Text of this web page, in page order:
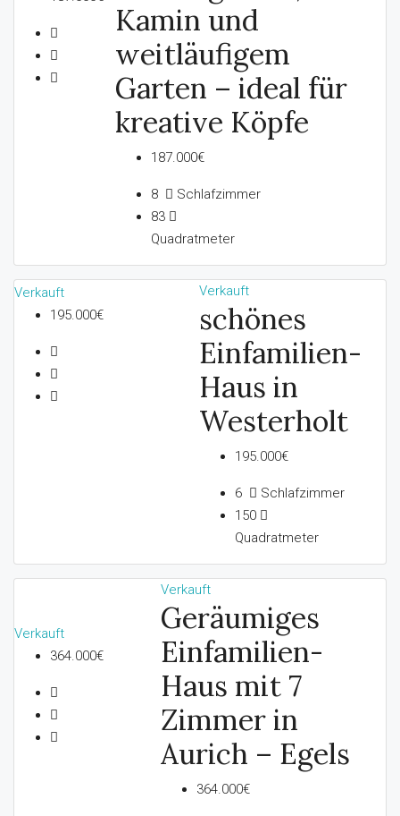
Kamin und
weitläufigem
Garten – ideal für
kreative Köpfe
187.000€
8
Schlafzimmer
83
Quadratmeter
Verkauft
195.000€
Verkauft
schönes
Einfamilien-
Haus in
Westerholt
195.000€
6
Schlafzimmer
150
Quadratmeter
Verkauft
364.000€
Verkauft
Geräumiges
Einfamilien-
Haus mit 7
Zimmer in
Aurich – Egels
364.000€